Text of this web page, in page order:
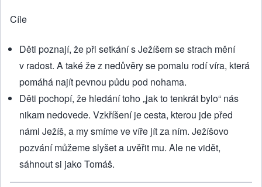
Cíle
Děti poznají, že při setkání s Ježíšem se strach mění
v radost. A také že z nedůvěry se pomalu rodí víra, která
pomáhá najít pevnou půdu pod nohama.
Děti pochopí, že hledání toho „jak to tenkrát bylo“ nás
nikam nedovede. Vzkříšení je cesta, kterou jde před
námi Ježíš, a my smíme ve víře jít za ním. Ježíšovo
pozvání můžeme slyšet a uvěřit mu. Ale ne vidět,
sáhnout si jako Tomáš.